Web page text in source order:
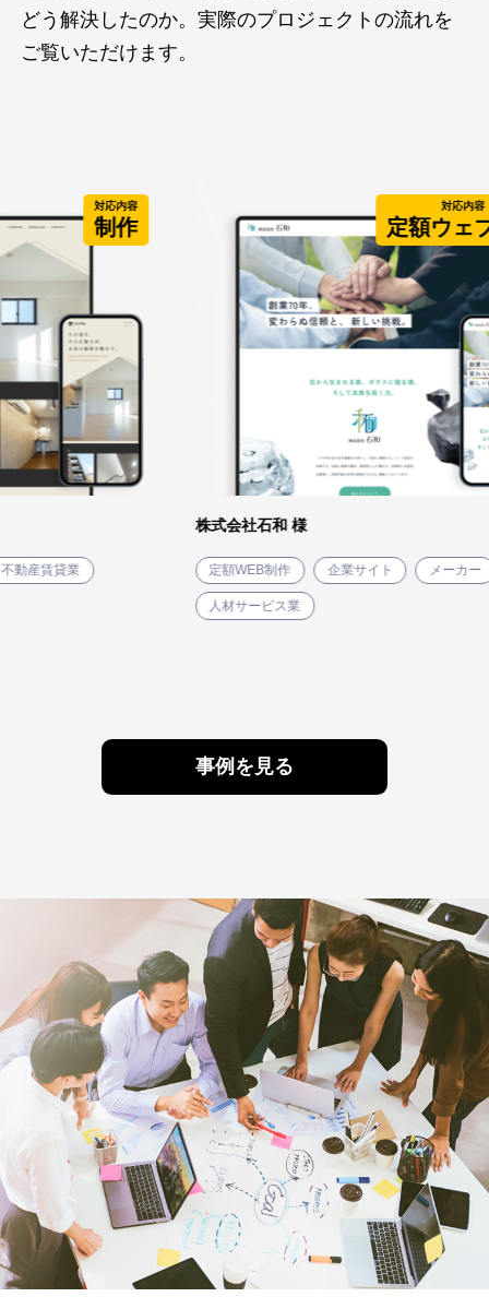
どう解決したのか。実際のプロジェクトの流れを
ご覧いただけます。
対応内容
制作
貸業
対応内容
定額ウェブ制
株式会社石和 様
定額WEB制作 企業サイト メーカー
人材サービス業
事例を見る